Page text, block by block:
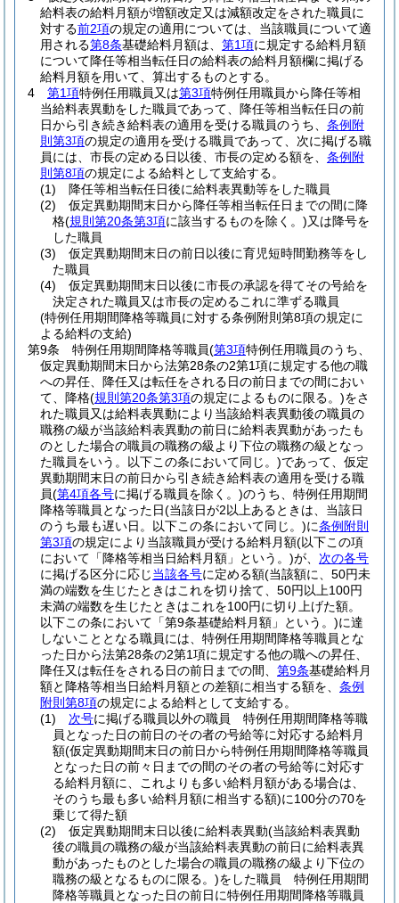
給料表の給料月額が増額改定又は減額改定をされた職員に
対する前2項の規定の適用については、当該職員について適
用される第8条基礎給料月額は、 第1項に規定する給料月額
について降任等相当転任日の給料表の給料月額欄に掲げる
給料月額を用いて、算出するものとする。
4
第1項特例任用職員又は第3項特例任用職員から降任等相
当給料表異動をした職員であって、降任等相当転任日の前
日から引き続き給料表の適用を受ける職員のうち、 条例附
則第3項の規定の適用を受ける職員であって、次に掲げる職
員には、市長の定める日以後、市長の定める額を、 条例附
則第8項の規定による給料として支給する。
(1)
降任等相当転任日後に給料表異動等をした職員
(2)
仮定異動期間末日から降任等相当転任日までの間に降
格(規則第20条第3項に該当するものを除く。)又は降号を
した職員
(3)
仮定異動期間末日の前日以後に育児短時間勤務等をし
た職員
(4)
仮定異動期間末日以後に市長の承認を得てその号給を
決定された職員又は市長の定めるこれに準ずる職員
(特例任用期間降格等職員に対する条例附則第8項の規定に
よる給料の支給)
第9条
特例任用期間降格等職員(第3項特例任用職員のうち、
仮定異動期間末日から法第28条の2第1項に規定する他の職
への昇任、降任又は転任をされる日の前日までの間におい
て、降格(規則第20条第3項の規定によるものに限る。)をさ
れた職員又は給料表異動により当該給料表異動後の職員の
職務の級が当該給料表異動の前日に給料表異動があったも
のとした場合の職員の職務の級より下位の職務の級となっ
た職員をいう。以下この条において同じ。)であって、仮定
異動期間末日の前日から引き続き給料表の適用を受ける職
員(第4項各号に掲げる職員を除く。)のうち、特例任用期間
降格等職員となった日(当該日が2以上あるときは、当該日
のうち最も遅い日。以下この条において同じ。)に条例附則
第3項の規定により当該職員が受ける給料月額(以下この項
において「降格等相当日給料月額」という。)が、 次の各号
に掲げる区分に応じ当該各号に定める額(当該額に、50円未
満の端数を生じたときはこれを切り捨て、50円以上100円
未満の端数を生じたときはこれを100円に切り上げた額。
以下この条において「第9条基礎給料月額」という。)に達
しないこととなる職員には、特例任用期間降格等職員とな
った日から法第28条の2第1項に規定する他の職への昇任、
降任又は転任をされる日の前日までの間、 第9条基礎給料月
額と降格等相当日給料月額との差額に相当する額を、 条例
附則第8項の規定による給料として支給する。
(1)
次号に掲げる職員以外の職員 特例任用期間降格等職
員となった日の前日のその者の号給等に対応する給料月
額(仮定異動期間末日の前日から特例任用期間降格等職員
となった日の前々日までの間のその者の号給等に対応す
る給料月額に、これよりも多い給料月額がある場合は、
そのうち最も多い給料月額に相当する額)に100分の70を
乗じて得た額
(2)
仮定異動期間末日以後に給料表異動(当該給料表異動
後の職員の職務の級が当該給料表異動の前日に給料表異
動があったものとした場合の職員の職務の級より下位の
職務の級となるものに限る。)をした職員 特例任用期間
降格等職員となった日の前日に特例任用期間降格等職員